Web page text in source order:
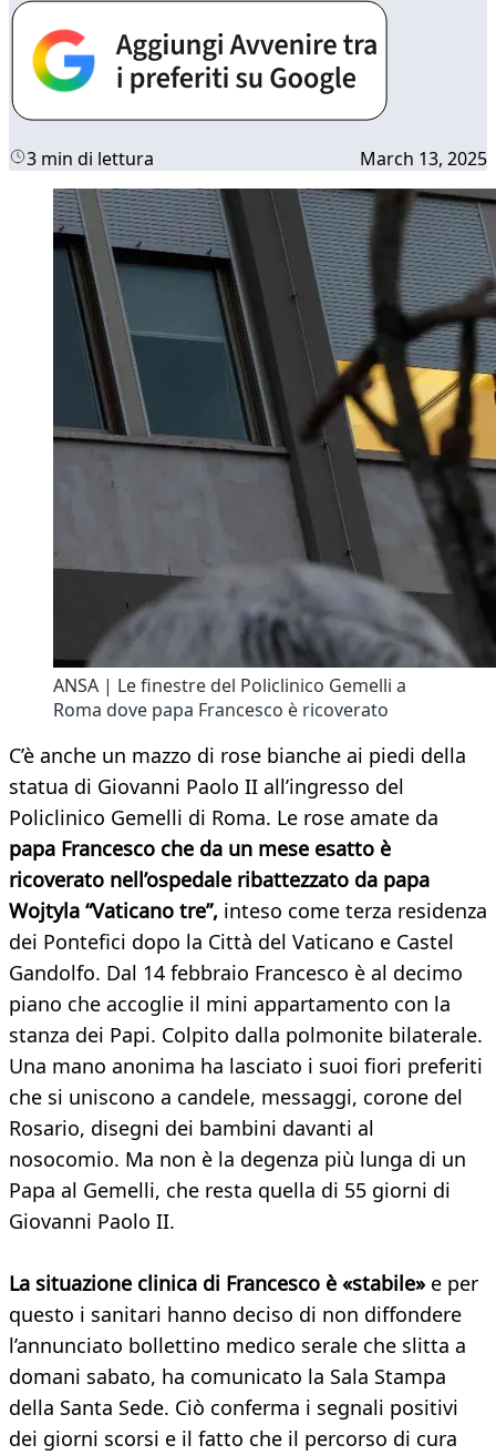
3 min di lettura March 13, 2025
ANSA | Le finestre del Policlinico Gemelli a
Roma dove papa Francesco è ricoverato
C’è anche un mazzo di rose bianche ai piedi della
statua di Giovanni Paolo II all’ingresso del
Policlinico Gemelli di Roma. Le rose amate da
papa Francesco che da un mese esatto è
ricoverato nell’ospedale ribattezzato da papa
Wojtyla “Vaticano tre”, inteso come terza residenza
dei Pontefici dopo la Città del Vaticano e Castel
Gandolfo. Dal 14 febbraio Francesco è al decimo
piano che accoglie il mini appartamento con la
stanza dei Papi. Colpito dalla polmonite bilaterale.
Una mano anonima ha lasciato i suoi fiori preferiti
che si uniscono a candele, messaggi, corone del
Rosario, disegni dei bambini davanti al
nosocomio. Ma non è la degenza più lunga di un
Papa al Gemelli, che resta quella di 55 giorni di
Giovanni Paolo II.
La situazione clinica di Francesco è «stabile» e per
questo i sanitari hanno deciso di non diffondere
l’annunciato bollettino medico serale che slitta a
domani sabato, ha comunicato la Sala Stampa
della Santa Sede. Ciò conferma i segnali positivi
dei giorni scorsi e il fatto che il percorso di cura